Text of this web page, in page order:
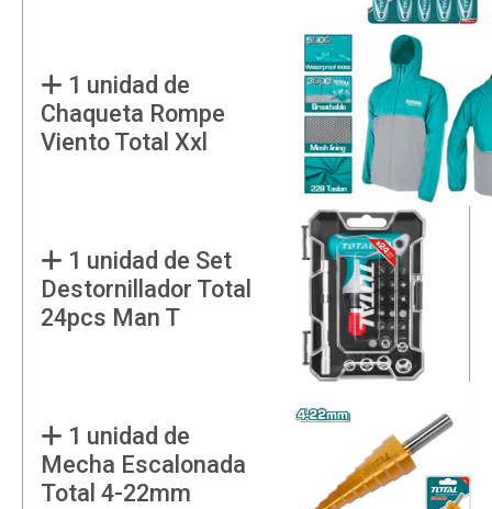
1 unidad de
Chaqueta Rompe
Viento Total Xxl
1 unidad de Set
Destornillador Total
24pcs Man T
1 unidad de
Mecha Escalonada
Total 4-22mm